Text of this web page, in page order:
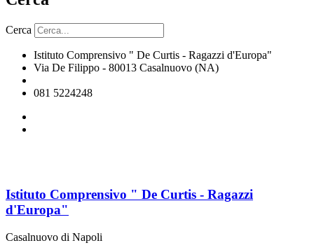
Cerca
Istituto Comprensivo " De Curtis - Ragazzi d'Europa"
Via De Filippo - 80013 Casalnuovo (NA)
081 5224248
Istituto Comprensivo " De Curtis - Ragazzi
d'Europa"
Casalnuovo di Napoli